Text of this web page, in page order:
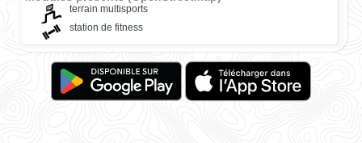
terrain multisports
station de fitness